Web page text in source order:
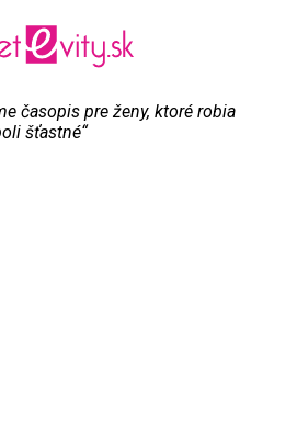
časopis pre ženy, ktoré robia
šťastné“